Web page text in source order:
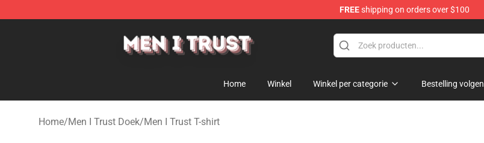
FREEshipping on orders over $100
Home Winkel Winkel per categorie Bestelling volgen
Home/Men I Trust Doek/Men I Trust T-shirt